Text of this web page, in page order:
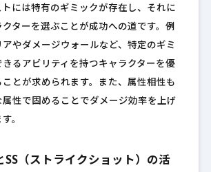
トには特有のギミックが存在し、それに
ターを選ぶことが成功への道です。例
やダメージウォールなど、特定のギミ
きるアビリティを持つキャラクターを優
とが求められます。また、属性相性も
性で固めることでダメージ効率を上げ
。
SS（ストライクショット）の活